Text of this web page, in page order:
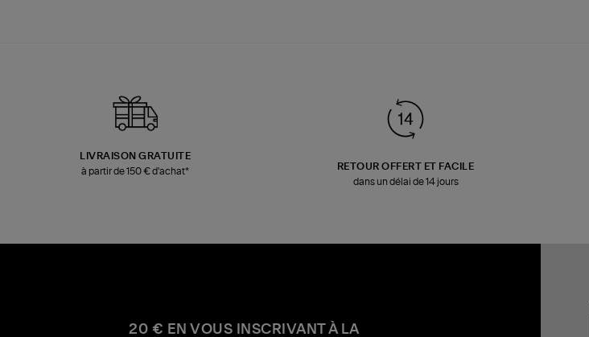
LIVRAISON GRATUITE
à partir de 150 € d'achat*
RETOUR OFFERT ET FACILE
dans un délai de 14 jours
20 € EN VOUS INSCRIVANT À LA